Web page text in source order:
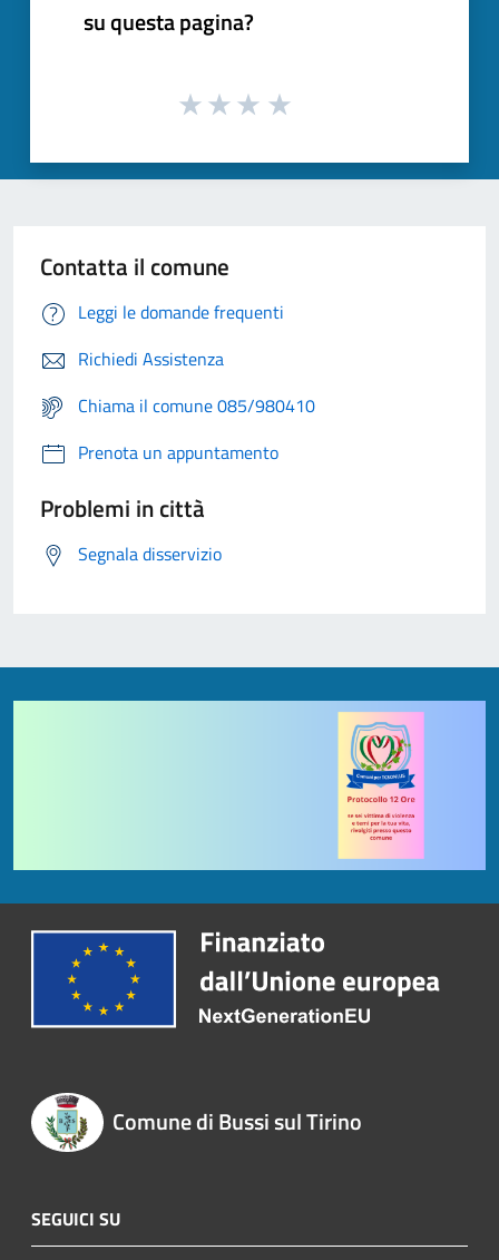
su questa pagina?
Contatta il comune
Leggi le domande frequenti
Richiedi Assistenza
Chiama il comune 085/980410
Prenota un appuntamento
Problemi in città
Segnala disservizio
Comune di Bussi sul Tirino
SEGUICI SU